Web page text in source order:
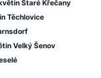
Staré Křečany
Těchlovice
Velký Šenov